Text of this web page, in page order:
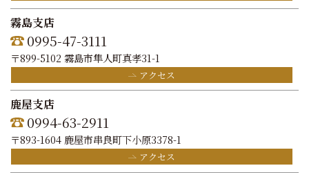
霧島支店
0995-47-3111
〒899-5102 霧島市隼人町真孝31-1
アクセス
鹿屋支店
0994-63-2911
〒893-1604 鹿屋市串良町下小原3378-1
アクセス